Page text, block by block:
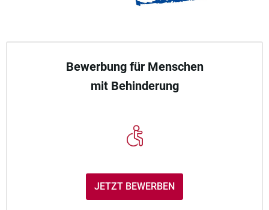
Bewerbung für Menschen
mit Behinderung
JETZT BEWERBEN